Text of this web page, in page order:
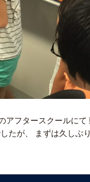
アフタースクールにて
たが、 まずは久しぶ